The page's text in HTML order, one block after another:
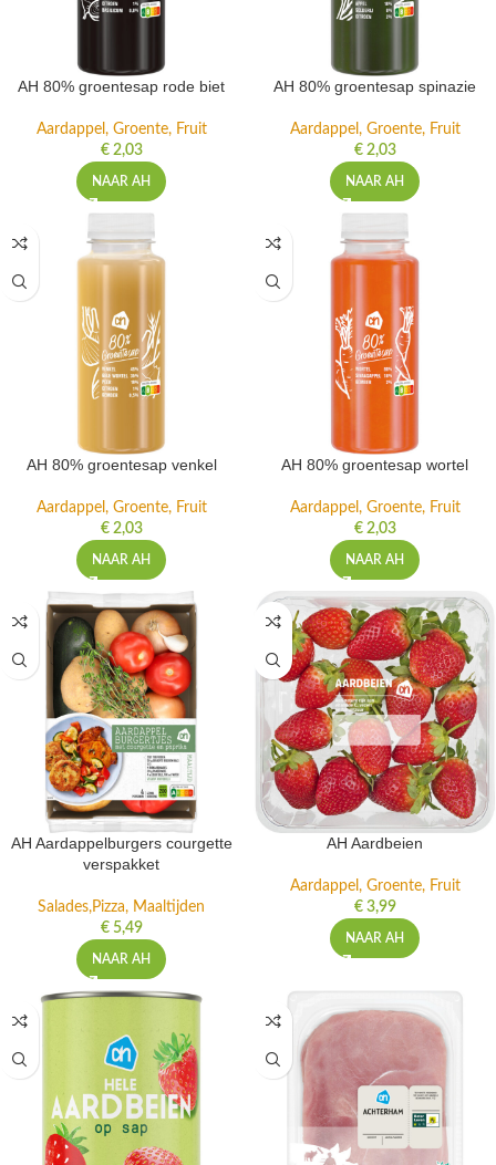
AH 80% groentesap rode biet
Aardappel, Groente, Fruit
€2,03
NAAR AH
AH 80% groentesap spinazie
Aardappel, Groente, Fruit
€2,03
NAAR AH
AH 80% groentesap venkel
Aardappel, Groente, Fruit
€2,03
NAAR AH
AH 80% groentesap wortel
Aardappel, Groente, Fruit
€2,03
NAAR AH
AH Aardappelburgers courgette
verspakket
Salades,Pizza, Maaltijden
€5,49
NAAR AH
AH Aardbeien
Aardappel, Groente, Fruit
€3,99
NAAR AH